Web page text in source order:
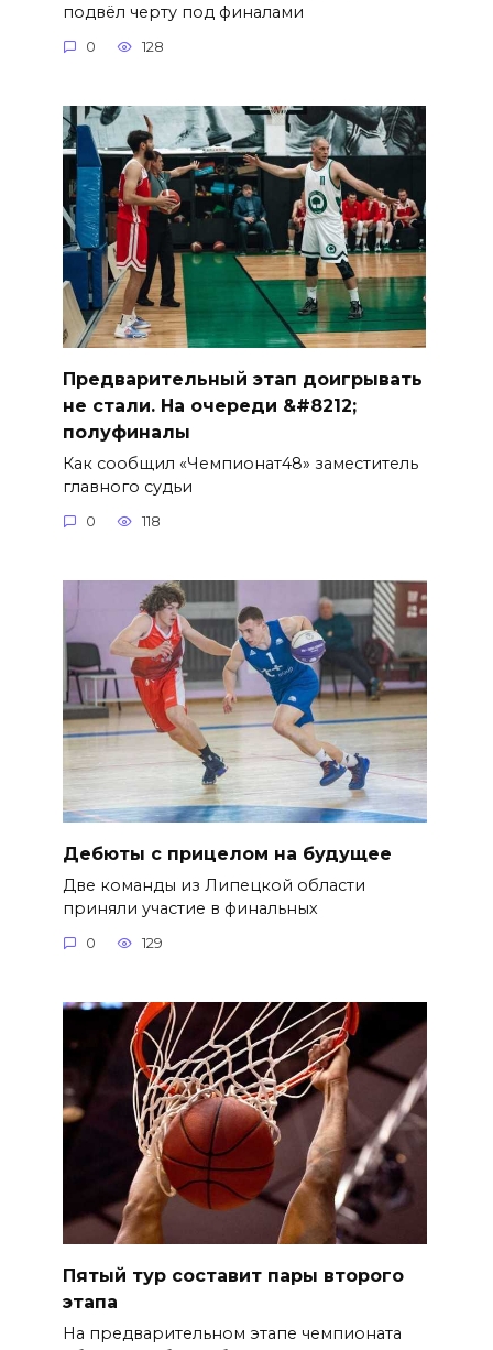
подвёл черту под финалами
0 128
Предварительный этап доигрывать
не стали. На очереди &#8212;
полуфиналы
Как сообщил «Чемпионат48» заместитель
главного судьи
0 118
Дебюты с прицелом на будущее
Две команды из Липецкой области
приняли участие в финальных
0 129
Пятый тур составит пары второго
этапа
На предварительном этапе чемпионата